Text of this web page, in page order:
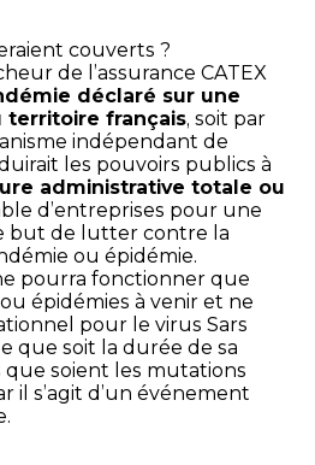
couverts ?
de l’assurance CATEX
déclaré sur une
français, soit par
indépendant de
les pouvoirs publics à
administrative totale ou
d’entreprises pour une
but de lutter contre la
ou épidémie.
pourra fonctionner que
épidémies à venir et ne
pour le virus Sars
que soit la durée de sa
soient les mutations
il s’agit d’un événement